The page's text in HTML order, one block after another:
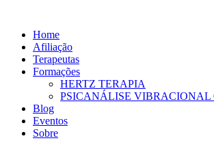
conteúdo
Home
Afiliação
Terapeutas
Formações
HERTZ TERAPIA
PSICANÁLISE VIBRACIONAL
Blog
Eventos
Sobre